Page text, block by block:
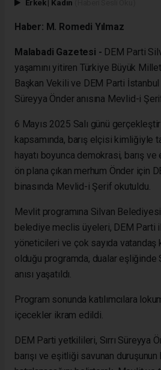
Erkek | Kadın
Haber: M. Romedi Yılmaz
Malabadi Gazetesi - DEM Parti
yaşamını yitiren Türkiye Büyük
Başkan Vekili ve DEM Parti
Süreyya Önder anısına Mevlid-i
6 Mayıs 2025 Salı günü
kapsamında, barış elçisi kimliğiyle
hayatı boyunca demokrasi, barış
ön plana çıkan merhum Önder için
binasında Mevlid-i Şerif okutuldu.
Mevlit programına Silvan
belediye meclis üyeleri, DEM Parti
yöneticileri ve çok sayıda vatandaş
olduğu programda, dualar eşliğinde
anısı yaşatıldı.
Program sonunda katılımcılara
içecekler ikram edildi.
DEM Parti yetkilileri, Sırrı Süreyya
barışı ve eşitliği savunan duruşunun